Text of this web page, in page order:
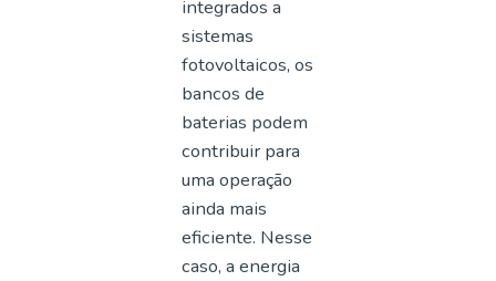
integrados a
sistemas
fotovoltaicos, os
bancos de
baterias podem
contribuir para
uma operação
ainda mais
eficiente. Nesse
caso, a energia